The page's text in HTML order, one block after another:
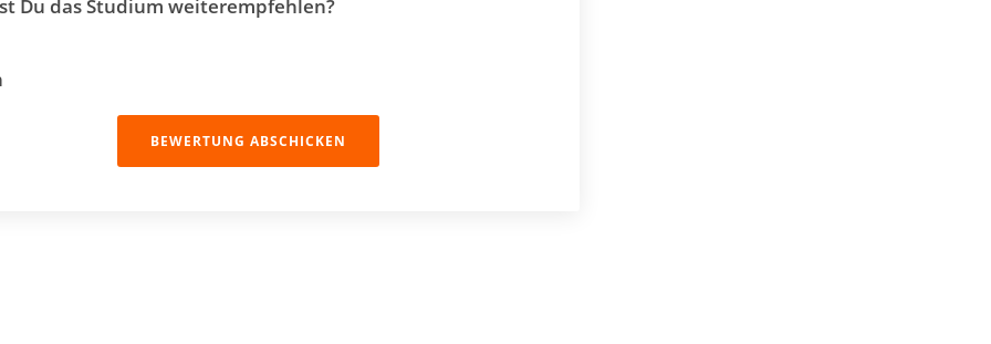
Du das Studium weiterempfehlen?
BEWERTUNG ABSCHICKEN